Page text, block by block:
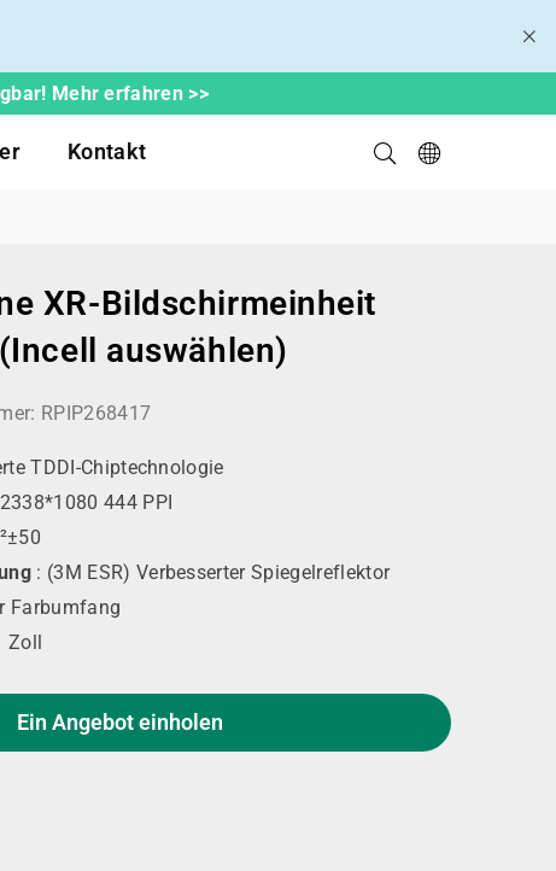
Mehr erfahren >>
Kontakt
XR-Bildschirmeinheit
auswählen)
RPIP268417
TDDI-Chiptechnologie
444 PPI
: (3M ESR) Verbesserter Spiegelreflektor
Farbumfang
Zoll
Ein Angebot einholen